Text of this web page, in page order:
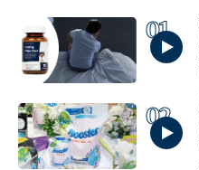
01
02